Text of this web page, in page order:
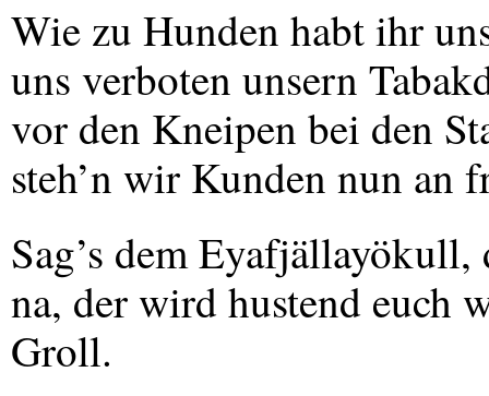
Wie zu Hunden habt ihr
uns verboten unsern
vor den Kneipen bei den
steh’n wir Kunden nun an
Sag’s dem
na, der wird hustend euch
Groll.